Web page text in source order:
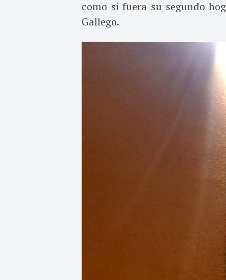
como si fuera su segundo
Gallego.